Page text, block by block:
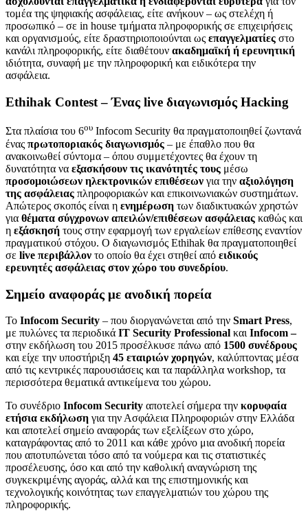
τομέα της ψηφιακής ασφάλειας, είτε ανήκουν – ως στελέχη ή
προσωπικό – σε in house τμήματα πληροφορικής σε επιχειρήσεις
και οργανισμούς, είτε δραστηριοποιούνται ως επαγγελματίες στο
κανάλι πληροφορικής, είτε διαθέτουν ακαδημαϊκή ή ερευνητική
ιδιότητα, συναφή με την πληροφορική και ειδικότερα την
ασφάλεια.
Ethihak Contest– Ένας live διαγωνισμός Hacking
Στα πλαίσια του 6ου Infocom Security θα πραγματοποιηθεί ζωντανά
ένας πρωτοποριακός διαγωνισμός – με έπαθλο που θα
ανακοινωθεί σύντομα – όπου συμμετέχοντες θα έχουν τη
δυνατότητα να εξασκήσουν τις ικανότητές τους μέσω
προσομοιώσεων ηλεκτρονικών επιθέσεων για την αξιολόγηση
της ασφάλειας πληροφοριακών και επικοινωνιακών συστημάτων.
Απώτερος σκοπός είναι η ενημέρωση των διαδικτυακών χρηστών
για θέματα σύγχρονων απειλών/επιθέσεων ασφάλειας καθώς και
η εξάσκησή τους στην εφαρμογή των εργαλείων επίθεσης εναντίον
πραγματικού στόχου. Ο διαγωνισμός Ethihak θα πραγματοποιηθεί
σε live περιβάλλον το οποίο θα έχει στηθεί από ειδικούς
ερευνητές ασφάλειας στον χώρο του συνεδρίου.
Σημείο αναφοράς με ανοδική πορεία
Το Infocom Security – που διοργανώνεται από την Smart Press,
με πυλώνες τα περιοδικά IT Security Professional και Infocom –
στην εκδήλωση του 2015 προσέλκυσε πάνω από 1500 συνέδρους
και είχε την υποστήριξη 45 εταιριών χορηγών, καλύπτοντας μέσα
από τις κεντρικές παρουσιάσεις και τα παράλληλα workshop, τα
περισσότερα θεματικά αντικείμενα του χώρου.
Το συνέδριο Infocom Security αποτελεί σήμερα την κορυφαία
ετήσια εκδήλωση για την Ασφάλεια Πληροφοριών στην Ελλάδα
και αποτελεί σημείο αναφοράς των εξελίξεων στο χώρο,
καταγράφοντας από το 2011 και κάθε χρόνο μια ανοδική πορεία
που αποτυπώνεται τόσο από τα νούμερα και τις στατιστικές
προσέλευσης, όσο και από την καθολική αναγνώριση της
συγκεκριμένης αγοράς, αλλά και της επιστημονικής και
τεχνολογικής κοινότητας των επαγγελματιών του χώρου της
πληροφορικής.